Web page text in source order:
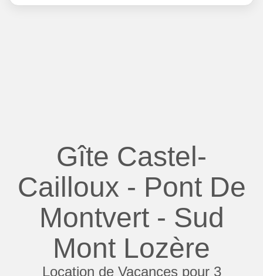
Gîte Castel-
Cailloux - Pont De
Montvert - Sud
Mont Lozère
Location de Vacances pour 3